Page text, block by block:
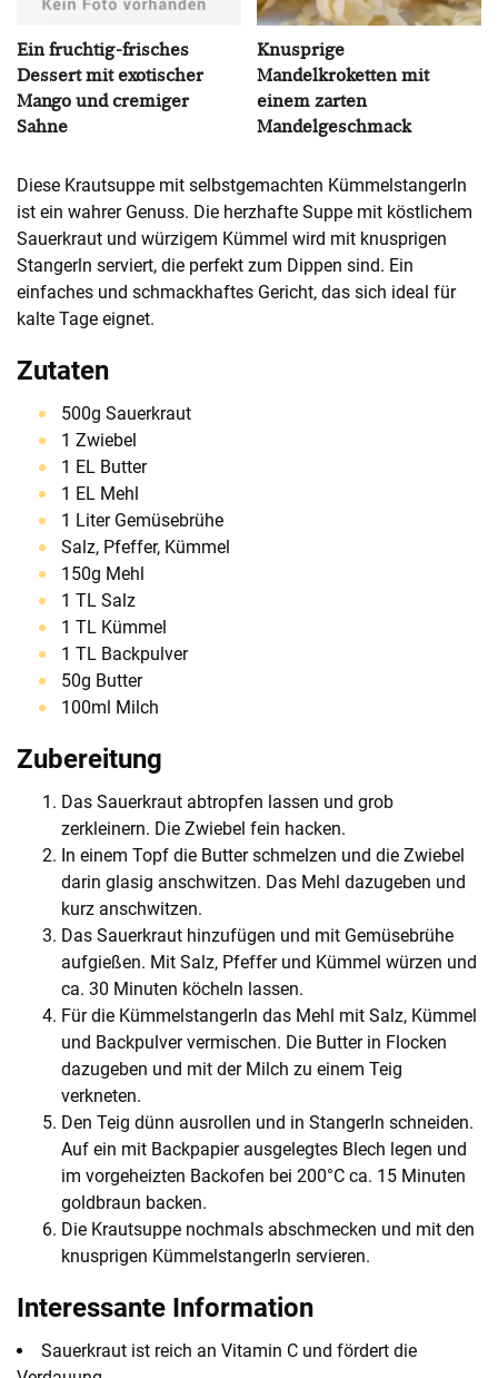
Ein fruchtig-frisches
Dessert mit exotischer
Mango und cremiger
Sahne
Knusprige
Mandelkroketten mit
einem zarten
Mandelgeschmack
Diese Krautsuppe mit selbstgemachten Kümmelstangerln
ist ein wahrer Genuss. Die herzhafte Suppe mit köstlichem
Sauerkraut und würzigem Kümmel wird mit knusprigen
Stangerln serviert, die perfekt zum Dippen sind. Ein
einfaches und schmackhaftes Gericht, das sich ideal für
kalte Tage eignet.
Zutaten
500g Sauerkraut
1 Zwiebel
1 EL Butter
1 EL Mehl
1 Liter Gemüsebrühe
Salz, Pfeffer, Kümmel
150g Mehl
1 TL Salz
1 TL Kümmel
1 TL Backpulver
50g Butter
100ml Milch
Zubereitung
Das Sauerkraut abtropfen lassen und grob
zerkleinern. Die Zwiebel fein hacken.
In einem Topf die Butter schmelzen und die Zwiebel
darin glasig anschwitzen. Das Mehl dazugeben und
kurz anschwitzen.
Das Sauerkraut hinzufügen und mit Gemüsebrühe
aufgießen. Mit Salz, Pfeffer und Kümmel würzen und
ca. 30 Minuten köcheln lassen.
Für die Kümmelstangerln das Mehl mit Salz, Kümmel
und Backpulver vermischen. Die Butter in Flocken
dazugeben und mit der Milch zu einem Teig
verkneten.
Den Teig dünn ausrollen und in Stangerln schneiden.
Auf ein mit Backpapier ausgelegtes Blech legen und
im vorgeheizten Backofen bei 200°C ca. 15 Minuten
goldbraun backen.
Die Krautsuppe nochmals abschmecken und mit den
knusprigen Kümmelstangerln servieren.
Interessante Information
Sauerkraut ist reich an Vitamin C und fördert die